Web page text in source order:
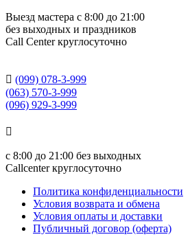
Выезд мастера с 8:00 до 21:00
без выходных и праздников
Сall Сenter круглосуточно
 (099) 078-3-999
(063) 570-3-999
(096) 929-3-999

с 8:00 до 21:00 без выходных
Callcenter круглосуточно
Политика конфиденциальности
Условия возврата и обмена
Условия оплаты и доставки
Публичный договор (оферта)